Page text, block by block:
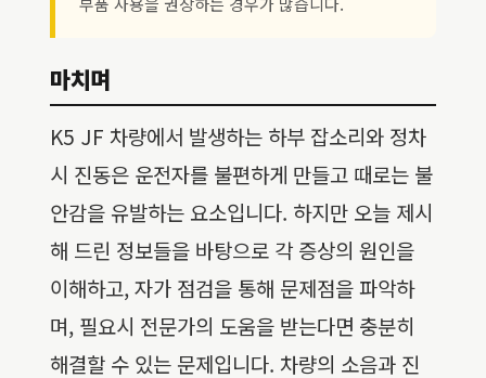
마치며
K5 JF 차량에서 발생하는 하부 잡소리와 정차
시 진동은 운전자를 불편하게 만들고 때로는 불
안감을 유발하는 요소입니다. 하지만 오늘 제시
해 드린 정보들을 바탕으로 각 증상의 원인을
이해하고, 자가 점검을 통해 문제점을 파악하
며, 필요시 전문가의 도움을 받는다면 충분히
해결할 수 있는 문제입니다. 차량의 소음과 진